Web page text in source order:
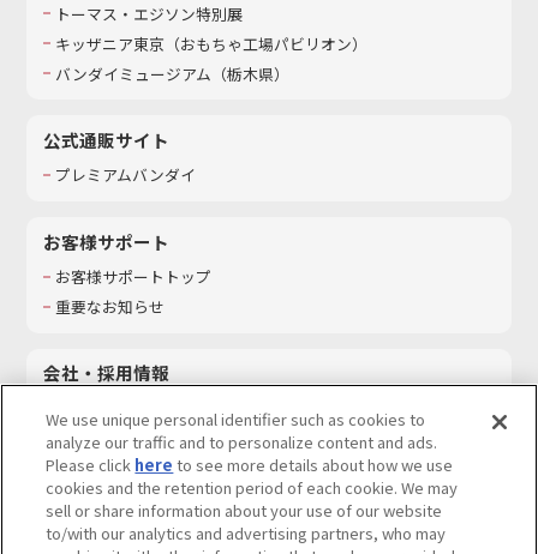
トーマス・エジソン特別展
キッザニア東京（おもちゃ工場パビリオン）​
バンダイミュージアム（栃木県）
公式通販サイト
プレミアムバンダイ
お客様サポート
お客様サポートトップ
重要なお知らせ
会社・採用情報
採用情報
サステナビリティ
お問い合わせ
We use unique personal identifier such as cookies to
analyze our traffic and to personalize content and ads.
Please click here to see more details about how we use
cookies and the retention period of each cookie. We may
sell or share information about your use of our website
to/with our analytics and advertising partners, who may